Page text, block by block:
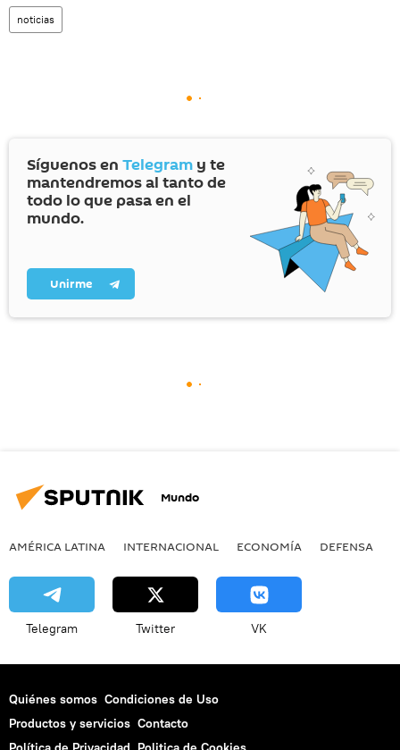
noticias
Síguenos en Telegram y te
mantendremos al tanto de
todo lo que pasa en el
mundo.
Unirme
Mundo
AMÉRICA LATINA INTERNACIONAL ECONOMÍA DEFENSA
Telegram Twitter VK
Quiénes somos Condiciones de Uso
Productos y servicios Contacto